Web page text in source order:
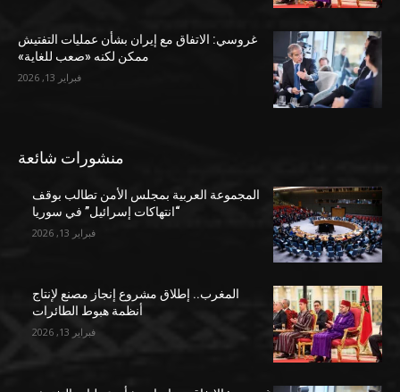
غروسي: الاتفاق مع إيران بشأن عمليات التفتيش
ممكن لكنه «صعب للغاية»
فبراير 13, 2026
منشورات شائعة
المجموعة العربية بمجلس الأمن تطالب بوقف
“انتهاكات إسرائيل” في سوريا
فبراير 13, 2026
المغرب.. إطلاق مشروع إنجاز مصنع لإنتاج
أنظمة هبوط الطائرات
فبراير 13, 2026